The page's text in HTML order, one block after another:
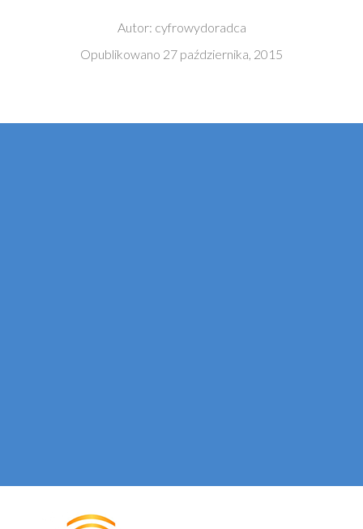
Autor: cyfrowydoradca
Opublikowano 27 października, 2015